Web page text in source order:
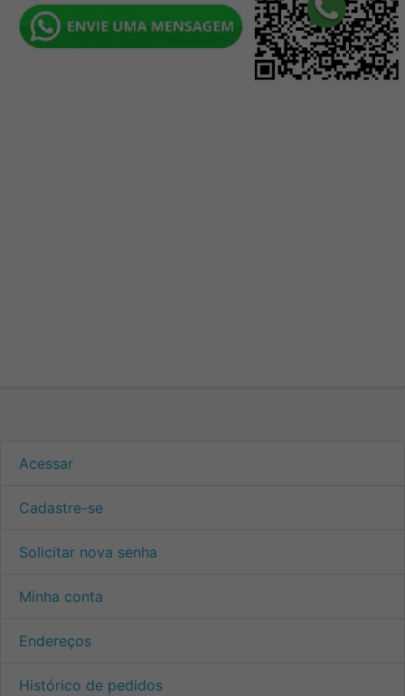
Acessar
Cadastre-se
Solicitar nova senha
Minha conta
Endereços
Histórico de pedidos